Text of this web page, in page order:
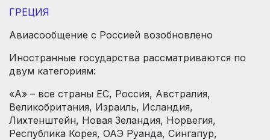
ГРЕЦИЯ
Авиасообщение с Россией возобновлено
Иностранные государства рассматриваются по
двум категориям:
«А» – все страны ЕС, Россия, Австралия,
Великобритания, Израиль, Исландия,
Лихтенштейн, Новая Зеландия, Норвегия,
Республика Корея, ОАЭ Руанда, Сингапур,